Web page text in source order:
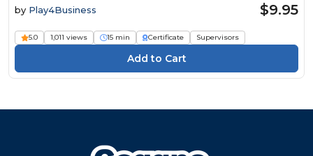
by Play4Business $9.95
5.0 1,011 views 15 min Certificate Supervisors